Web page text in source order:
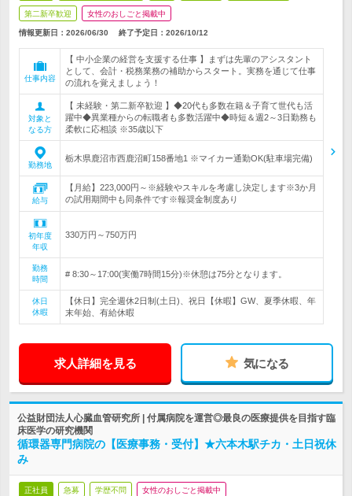
第二新卒歓迎 女性のおしごと掲載中
情報更新日：2026/06/30 終了予定日： 2026/10/12
仕事内容
【 中小企業の経営を支援する仕事 】まずは先輩のアシスタント
として、会計・税務業務の補助からスタート。実務を通じて仕事
の流れを覚えましょう！
対象と
なる方
【 未経験・第二新卒歓迎 】◆20代も多数在籍＆子育て世代も活
躍中◆異業種からの転職者も多数活躍中◆時短＆週2～3日勤務も
柔軟に応相談 ※35歳以下
勤務地
栃木県鹿沼市西鹿沼町158番地1 ※マイカー通勤OK(駐車場完備)
給与
【月給】223,000円～※経験やスキルを考慮し決定します※3か月
の試用期間中も同条件です※報奨金制度あり
初年度
年収
330万円～750万円
勤務
時間
# 8:30～17:00(実働7時間15分)※休憩は75分となります。
休日
休暇
【休日】完全週休2日制(土日)、祝日【休暇】GW、夏季休暇、年
末年始、有給休暇
求人詳細を見る 気になる
公益財団法人心臓血管研究所 | 付属病院を運営◎最良の医療提供を目指す臨
床医学の研究機関
循環器専門病院の【医療事務・受付】★六本木駅チカ・土日祝休
み
正社員 急募 学歴不問 女性のおしごと掲載中